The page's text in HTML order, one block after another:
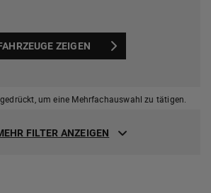
ZEIGEN
um eine Mehrfachauswahl zu tätigen.
FILTER ANZEIGEN